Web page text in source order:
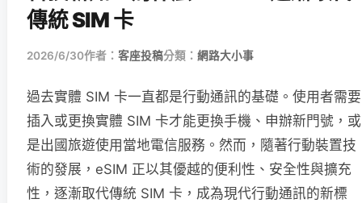
傳統 SIM 卡
2026/6/30作者： 客座投稿分類： 網路大小事
過去實體 SIM 卡一直都是行動通訊的基礎。使用者需要
插入或更換實體 SIM 卡才能更換手機、申辦新門號，或
是出國旅遊使用當地電信服務。然而，隨著行動裝置技
術的發展，eSIM 正以其優越的便利性、安全性與擴充
性，逐漸取代傳統 SIM 卡，成為現代行動通訊的新標